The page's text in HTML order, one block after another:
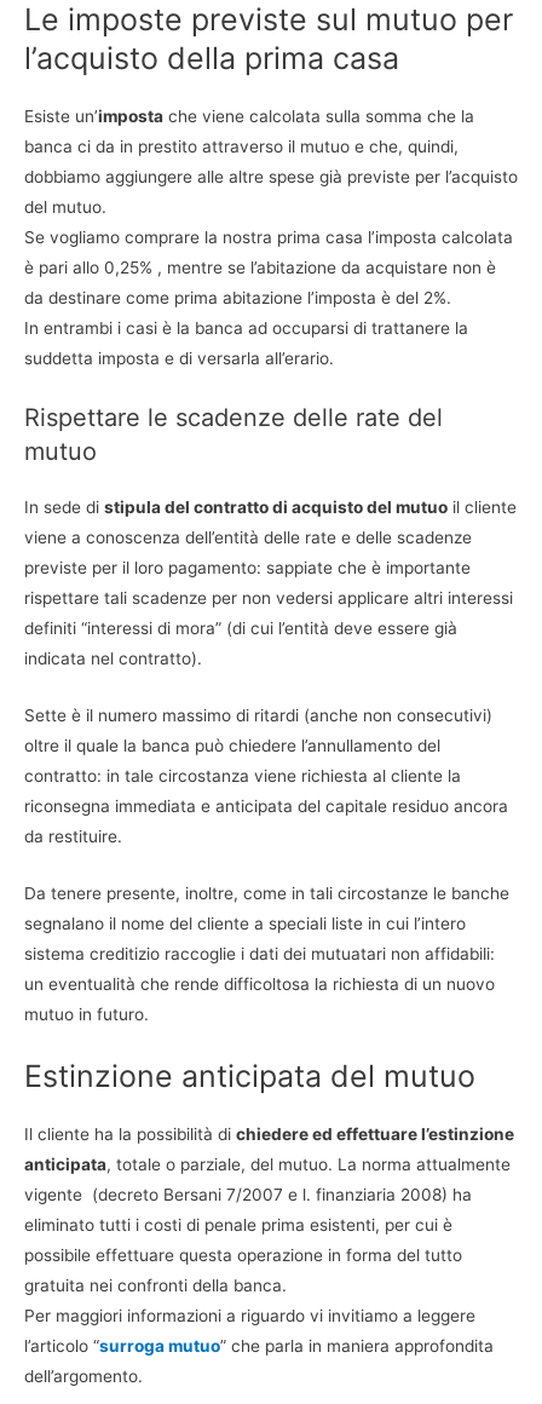
Le imposte previste sul mutuo per
l’acquisto della prima casa
Esiste un’imposta che viene calcolata sulla somma che la
banca ci da in prestito attraverso il mutuo e che, quindi,
dobbiamo aggiungere alle altre spese già previste per l’acquisto
del mutuo.
Se vogliamo comprare la nostra prima casa l’imposta calcolata
è pari allo 0,25% , mentre se l’abitazione da acquistare non è
da destinare come prima abitazione l’imposta è del 2%.
In entrambi i casi è la banca ad occuparsi di trattanere la
suddetta imposta e di versarla all’erario.
Rispettare le scadenze delle rate del
mutuo
In sede di stipula del contratto di acquisto del mutuo il cliente
viene a conoscenza dell’entità delle rate e delle scadenze
previste per il loro pagamento: sappiate che è importante
rispettare tali scadenze per non vedersi applicare altri interessi
definiti “interessi di mora” (di cui l’entità deve essere già
indicata nel contratto).
Sette è il numero massimo di ritardi (anche non consecutivi)
oltre il quale la banca può chiedere l’annullamento del
contratto: in tale circostanza viene richiesta al cliente la
riconsegna immediata e anticipata del capitale residuo ancora
da restituire.
Da tenere presente, inoltre, come in tali circostanze le banche
segnalano il nome del cliente a speciali liste in cui l’intero
sistema creditizio raccoglie i dati dei mutuatari non affidabili:
un eventualità che rende difficoltosa la richiesta di un nuovo
mutuo in futuro.
Estinzione anticipata del mutuo
Il cliente ha la possibilità di chiedere ed effettuare l’estinzione
anticipata, totale o parziale, del mutuo. La norma attualmente
vigente (decreto Bersani 7/2007 e l. finanziaria 2008) ha
eliminato tutti i costi di penale prima esistenti, per cui è
possibile effettuare questa operazione in forma del tutto
gratuita nei confronti della banca.
Per maggiori informazioni a riguardo vi invitiamo a leggere
l’articolo “surroga mutuo” che parla in maniera approfondita
dell’argomento.